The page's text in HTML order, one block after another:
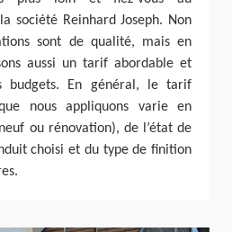
société Reinhard Joseph. Non
sont de qualité, mais en
aussi un tarif abordable et
budgets. En général, le tarif
nous appliquons varie en
ou rénovation), de l’état de
choisi et du type de finition